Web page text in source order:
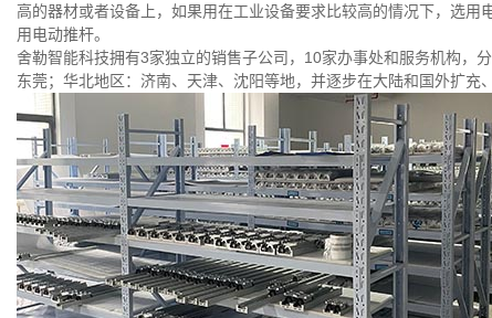
高的器材或者设备上，如果用在工业设备要求比较高的情况下，选
用电动推杆。
舍勒智能科技拥有3家独立的销售子公司，10家办事处和服务机构，
东莞；华北地区：济南、天津、沈阳等地，并逐步在大陆和国外扩充